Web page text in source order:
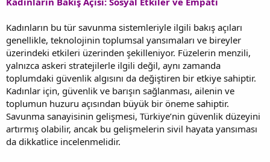
Kadınların bu tür savunma sistemleriyle ilgili bakış açıları
genellikle, teknolojinin toplumsal yansımaları ve bireyler
üzerindeki etkileri üzerinden şekilleniyor. Füzelerin menzili,
yalnızca askeri stratejilerle ilgili değil, aynı zamanda
toplumdaki güvenlik algısını da değiştiren bir etkiye sahiptir.
Kadınlar için, güvenlik ve barışın sağlanması, ailenin ve
toplumun huzuru açısından büyük bir öneme sahiptir.
Savunma sanayisinin gelişmesi, Türkiye’nin güvenlik düzeyini
artırmış olabilir, ancak bu gelişmelerin sivil hayata yansıması
da dikkatlice incelenmelidir.